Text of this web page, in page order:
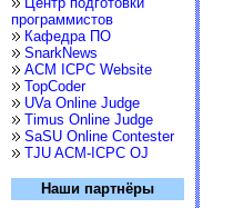
программистов
Кафедра ПО
SnarkNews
ACM ICPC Website
TopCoder
UVa Online Judge
Timus Online Judge
SaSU Online Contester
TJU ACM-ICPC OJ
Наши партнёры